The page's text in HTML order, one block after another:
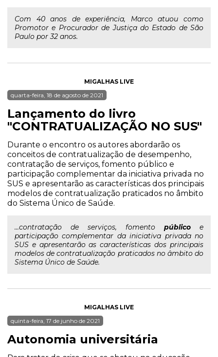
Com 40 anos de experiência, Marco atuou como
Promotor e Procurador de Justiça do Estado de São
Paulo por 32 anos.
MIGALHAS LIVE
quarta-feira, 18 de agosto de 2021
Lançamento do livro
"CONTRATUALIZAÇÃO NO SUS"
Durante o encontro os autores abordarão os
conceitos de contratualização de desempenho,
contratação de serviços, fomento público e
participação complementar da iniciativa privada no
SUS e apresentarão as características dos principais
modelos de contratualização praticados no âmbito
do Sistema Único de Saúde.
...contratação de serviços, fomento público e
participação complementar da iniciativa privada no
SUS e apresentarão as características dos principais
modelos de contratualização praticados no âmbito do
Sistema Único de Saúde.
MIGALHAS LIVE
quinta-feira, 17 de junho de 2021
Autonomia universitária